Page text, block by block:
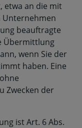
etwa an die mit
Unternehmen
beauftragte
Übermittlung
wenn Sie der
haben. Eine
Zwecken der
ist Art. 6 Abs.